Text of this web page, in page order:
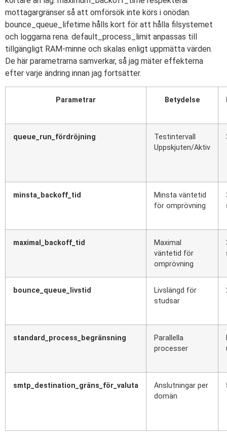
mottagargränser så att omförsök inte körs i onödan.
bounce_queue_lifetime hålls kort för att hålla filsystemet
och loggarna rena. default_process_limit anpassas till
tillgängligt RAM-minne och skalas enligt uppmätta värden.
De här parametrarna samverkar, så jag mäter effekterna
efter varje ändring innan jag fortsätter.
Parametrar Betydelse
queue_run_fördröjning
Testintervall
Uppskjuten/Aktiv
minsta_backoff_tid
Minsta väntetid
för omprövning
maximal_backoff_tid
Maximal
väntetid för
omprövning
bounce_queue_livstid
Livslängd för
studsar
standard_process_begränsning
Parallella
processer
smtp_destination_gräns_för_valuta
Anslutningar per
domän